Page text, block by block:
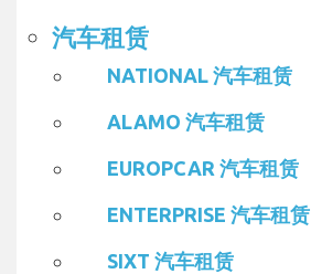
汽车租赁
NATIONAL 汽车租赁
ALAMO 汽车租赁
EUROPCAR 汽车租赁
ENTERPRISE 汽车租赁
SIXT 汽车租赁